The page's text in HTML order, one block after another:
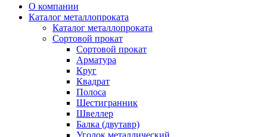
О компании
Каталог металлопроката
Каталог металлопроката
Сортовой прокат
Сортовой прокат
Арматура
Круг
Квадрат
Полоса
Шестигранник
Швеллер
Балка (двутавр)
Уголок металлический